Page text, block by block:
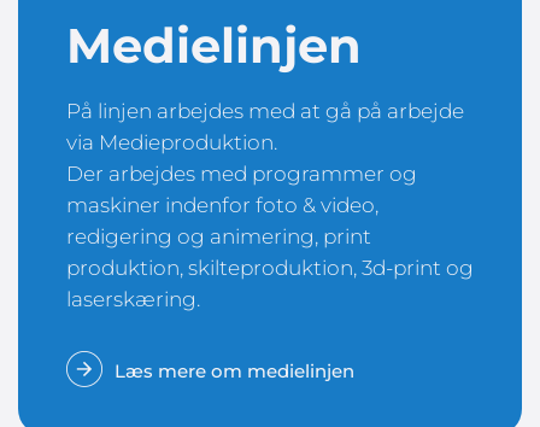
Medielinjen
På linjen arbejdes med at gå på arbejde
via Medieproduktion.
Der arbejdes med programmer og
maskiner indenfor foto & video,
redigering og animering, print
produktion, skilteproduktion, 3d-print og
laserskæring.
Læs mere om medielinjen